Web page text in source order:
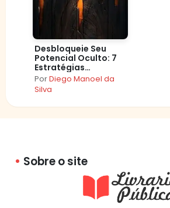
Desbloqueie Seu
Potencial Oculto: 7
Estratégias
Poderosas para
Alavancar Sua Vida
PorDiego Manoel da
Silva
Sobre o site